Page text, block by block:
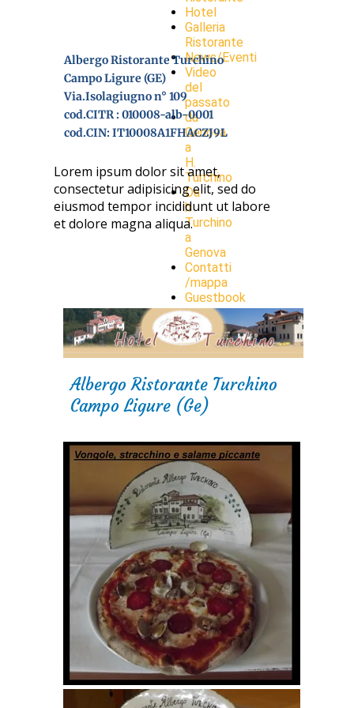
Albergo Ristorante Turchino
Campo Ligure (GE)
Via.Isolagiugno n° 109
cod.CITR : 010008-alb-0001
cod.CIN: IT10008A1FHACZJ9L
Lorem ipsum dolor sit amet,
consectetur adipisicing elit, sed do
eiusmod tempor incididunt ut labore
et dolore magna aliqua.
Hotel
Galleria
Ristorante
News/Eventi
Video
del
passato
da
Genova
a
H.
Turchino
Da
h
Turchino
a
Genova
Contatti
/mappa
Guestbook
Albergo Ristorante Turchino
Campo Ligure (Ge)